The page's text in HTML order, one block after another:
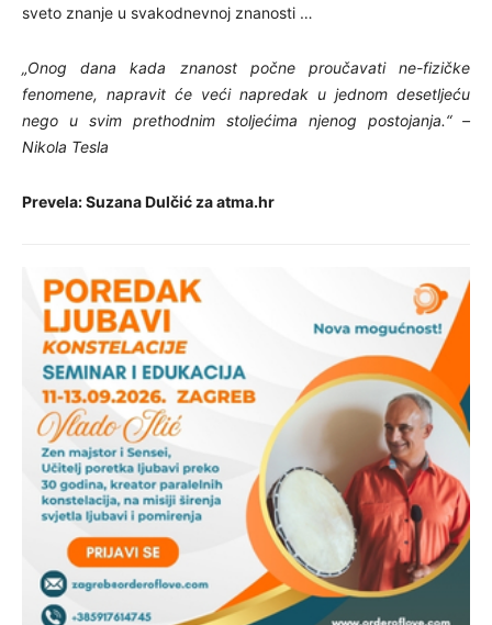
sveto znanje u svakodnevnoj znanosti …
„Onog dana kada znanost počne proučavati ne-fizičke
fenomene, napravit će veći napredak u jednom desetljeću
nego u svim prethodnim stoljećima njenog postojanja.“ –
Nikola Tesla
Prevela: Suzana Dulčić za atma.hr